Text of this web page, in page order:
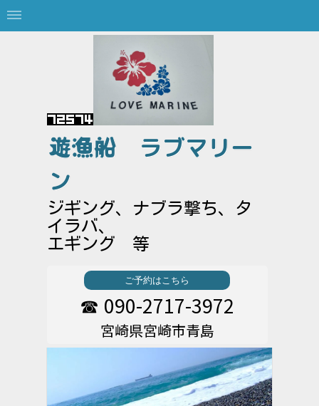
遊漁船
ラブマリー
ン
ジギング、ナブラ撃ち、タ
イラバ、
エギング 等
ご予約はこちら
☎ 090-2717-3972
宮崎県宮崎市青島